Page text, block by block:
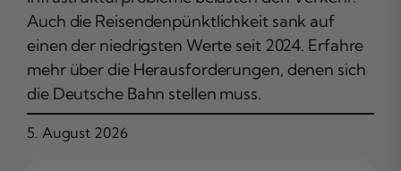
Auch die Reisendenpünktlichkeit sank auf
einen der niedrigsten Werte seit 2024. Erfahre
mehr über die Herausforderungen, denen sich
die Deutsche Bahn stellen muss.
5. August 2026